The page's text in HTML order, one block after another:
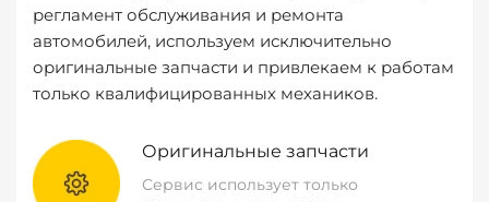
регламент обслуживания и ремонта
автомобилей, используем исключительно
оригинальные запчасти и привлекаем к работам
только квалифицированных механиков.
Оригинальные запчасти
Сервис использует только